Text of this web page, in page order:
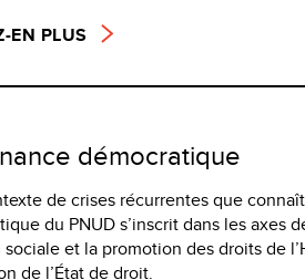
EN PLUS
démocratique
de crises récurrentes que
du PNUD s’inscrit dans les
sociale et la promotion des droits de
de l’État de droit.